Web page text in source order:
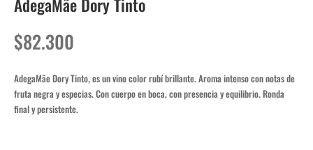
$82.300
AdegaMãe Dory Tinto, es un vino color rubí brillante. Aroma intenso con notas de
fruta negra y especias. Con cuerpo en boca, con presencia y equilibrio. Ronda
final y persistente.